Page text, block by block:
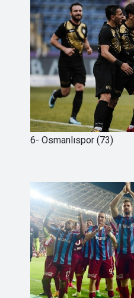
6- Osmanlıspor (73)